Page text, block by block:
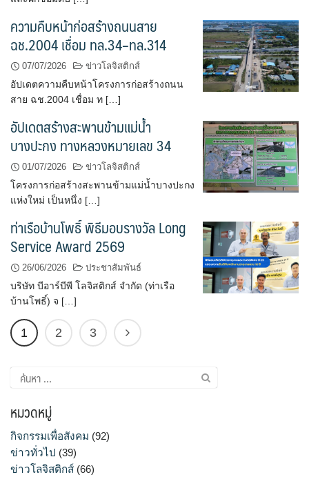
ความคืบหน้าก่อสร้างถนนสาย
ฉช.2004 เชื่อม ทล.34–ทล.314
07/07/2026 ข่าวโลจิสติกส์
อัปเดตความคืบหน้าโครงการก่อสร้างถนน
สาย ฉช.2004 เชื่อม ท […]
อัปเดตสร้างสะพานข้ามแม่น้ำ
บางปะกง ทางหลวงหมายเลข 34
01/07/2026 ข่าวโลจิสติกส์
โครงการก่อสร้างสะพานข้ามแม่น้ำบางปะกง
แห่งใหม่ เป็นหนึ่ง […]
ท่าเรือบ้านโพธิ์ พิธีมอบรางวัล Long
Service Award 2569
26/06/2026 ประชาสัมพันธ์
บริษัท บีอาร์บีพี โลจิสติกส์ จำกัด (ท่าเรือ
บ้านโพธิ์) จ […]
1 2 3
ค้นหา
สำหรับ:
หมวดหมู่
กิจกรรมเพื่อสังคม (92)
ข่าวทั่วไป (39)
ข่าวโลจิสติกส์ (66)